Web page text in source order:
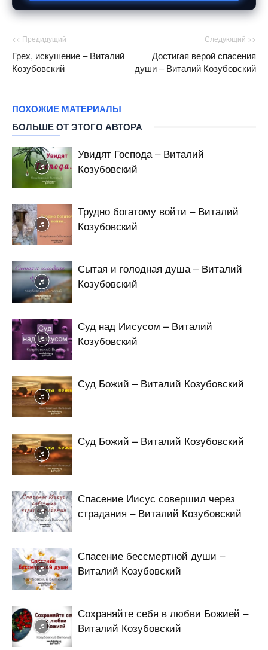
<< Предидущий
Грех, искушение – Виталий
Козубовский
Следующий >>
Достигая верой спасения
души – Виталий Козубовский
ПОХОЖИЕ МАТЕРИАЛЫ
БОЛЬШЕ ОТ ЭТОГО АВТОРА
Увидят Господа – Виталий
Козубовский
Трудно богатому войти – Виталий
Козубовский
Сытая и голодная душа – Виталий
Козубовский
Суд над Иисусом – Виталий
Козубовский
Суд Божий – Виталий Козубовский
Суд Божий – Виталий Козубовский
Спасение Иисус совершил через
страдания – Виталий Козубовский
Спасение бессмертной души –
Виталий Козубовский
Сохраняйте себя в любви Божией –
Виталий Козубовский